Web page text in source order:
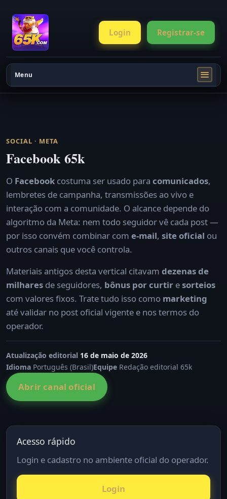
Login Registrar-se
Menu
SOCIAL · META
Facebook 65k
O Facebook costuma ser usado para comunicados,
lembretes de campanha, transmissões ao vivo e
interação com a comunidade. O alcance depende do
algoritmo da Meta: nem todo seguidor vê cada post —
por isso convém combinar com e-mail, site oficial ou
outros canais que você controla.
Materiais antigos desta vertical citavam dezenas de
milhares de seguidores, bônus por curtir esorteios
com valores fixos. Trate tudo isso como marketing
até validar no post oficial vigente e nos termos do
operador.
Atualização editorial 16 de maio de 2026
Idioma Português (Brasil)Equipe Redação editorial 65k
Abrir canal oficial
Acesso rápido
Login e cadastro no ambiente oficial do operador.
Login